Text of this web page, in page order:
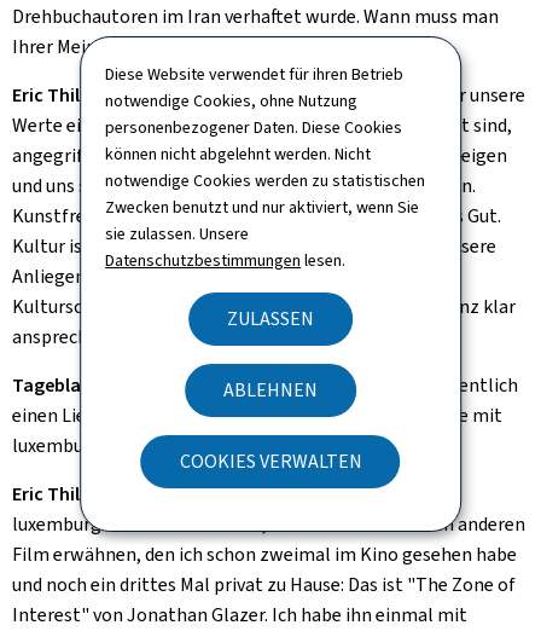
Diese Website verwendet für ihren Betrieb
notwendige Cookies, ohne Nutzung
personenbezogener Daten. Diese Cookies
können nicht abgelehnt werden. Nicht
notwendige Cookies werden zu statistischen
Zwecken benutzt und nur aktiviert, wenn Sie
sie zulassen. Unsere
Datenschutzbestimmungen lesen.
ZULASSEN
ABLEHNEN
COOKIES VERWALTEN
Drehbuchautoren im Iran verhaftet wurde. Wann muss man
Ihrer Meinung nach Flagge zeigen?
Eric Thill:
Wir tragen in Europa eine Verantwortung, für unsere
Werte einzustehen. Wenn ein Film, an dem wir beteiligt sind,
angegriffen wird, ist es das Mindeste, dass wir Flagge zeigen
und uns solidarisch hinter die Kulturschaffenden stellen.
Kunstfreiheit und Meinungsfreiheit sind ein wertvolles Gut.
Kultur ist eine Softpower, um neben der Diplomatie unsere
Anliegen zu kommunizieren. Wenn die Meinung von
Kulturschaffenden nicht mehr zählt, muss man das ganz klar
ansprechen. Dazu stehe ich.
Tageblatt:
Noch eine persönliche Frage: Haben Sie eigentlich
einen Lieblingsfilm - außer den Filmen, die jetzt gerade mit
luxemburgischer Beteiligung in Berlin laufen?
Eric Thill:
Wahrscheinlich sollte ich jetzt einen
luxemburgischen Film nennen, aber ich möchte einen anderen
Film erwähnen, den ich schon zweimal im Kino gesehen habe
und noch ein drittes Mal privat zu Hause: Das ist "The Zone of
Interest" von Jonathan Glazer. Ich habe ihn einmal mit